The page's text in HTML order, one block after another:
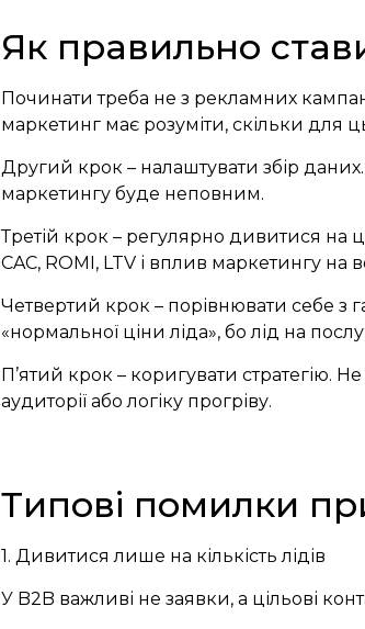
Як правильно
Починати треба не з рекламних
маркетинг має розуміти, скільки для
Другий крок – налаштувати збір даних.
маркетингу буде неповним.
Третій крок – регулярно дивитися на
CAC, ROMI, LTV і вплив маркетингу на
Четвертий крок – порівнювати себе з
«нормальної ціни ліда», бо лід на
П’ятий крок – коригувати стратегію.
аудиторії або логіку прогріву.
Типові помилки
1. Дивитися лише на кількість лідів
У B2B важливі не заявки, а цільові